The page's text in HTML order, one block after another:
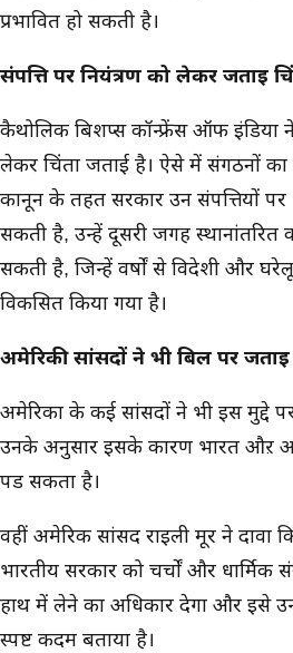
प्रभावित हो सकती है।
संपत्ति पर नियंत्रण को लेकर जताई
कैथोलिक बिशप्स कॉन्फ्रेंस ऑफ इंडिया
लेकर चिंता जताई है। ऐसे में संगठनों का
कानून के तहत सरकार उन संपत्तियों पर
सकती है, उन्हें दूसरी जगह
सकती है, जिन्हें वर्षों से विदेशी और
विकसित किया गया है।
अमेरिकी सांसदों ने भी बिल पर जताई
अमेरिका के कई सांसदों ने भी इस मुद्दे
उनके अनुसार इसके कारण भारत औऱ
पड सकता है।
वहीं अमेरिकी सांसद राइली मूर ने दावा
भारतीय सरकार को चर्चों और धार्मिक
हाथ में लेने का अधिकार देगा और इसे
स्पष्ट कदम बताया है।